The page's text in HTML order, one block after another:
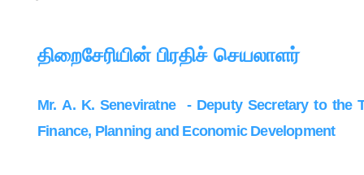
திறைசேரியின் பிரதிச் செயலாளர்
Mr. A. K. Seneviratne
- Deputy Secretary to the
Finance, Planning and Economic Development